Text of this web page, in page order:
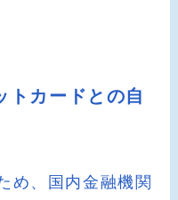
トカードとの自
め、国内金融機関